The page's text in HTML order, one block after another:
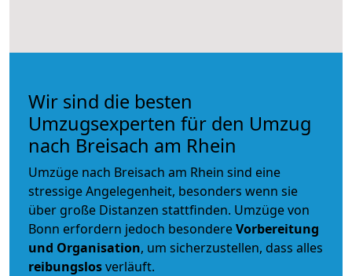
Wir sind die besten
Umzugsexperten für den Umzug
nach Breisach am Rhein
Umzüge nach Breisach am Rhein sind eine
stressige Angelegenheit, besonders wenn sie
über große Distanzen stattfinden. Umzüge von
Bonn erfordern jedoch besondereVorbereitung
und Organisation, um sicherzustellen, dass alles
reibungslosverläuft.